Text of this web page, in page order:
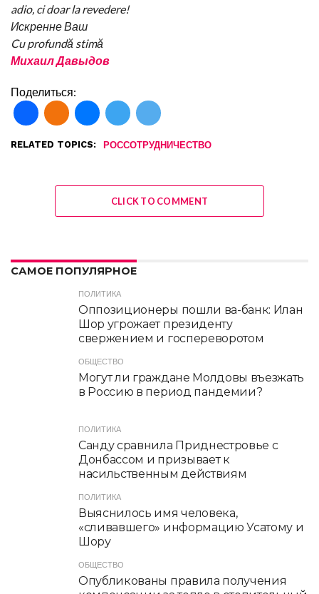
adio, ci doar la revedere!
Искренне Ваш
Cu profundă stimă
Михаил Давыдов
Поделиться:
RELATED TOPICS: РОССОТРУДНИЧЕСТВО
CLICK TO COMMENT
САМОЕ ПОПУЛЯРНОЕ
ПОЛИТИКА
Оппозиционеры пошли ва-банк: Илан
Шор угрожает президенту
свержением и госпереворотом
ОБЩЕСТВО
Могут ли граждане Молдовы въезжать
в Россию в период пандемии?
ПОЛИТИКА
Санду сравнила Приднестровье с
Донбассом и призывает к
насильственным действиям
ПОЛИТИКА
Выяснилось имя человека,
«сливавшего» информацию Усатому и
Шору
ОБЩЕСТВО
Опубликованы правила получения